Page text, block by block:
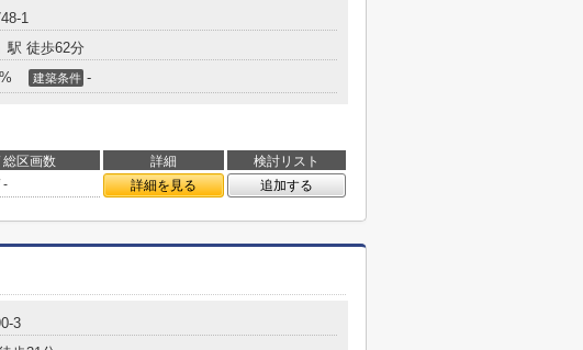
1
駅 徒歩62分
建築条件 -
区画数 詳細
検討リスト
- 詳細を見る 追加する
3